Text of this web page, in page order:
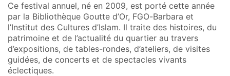
Ce festival annuel, né en 2009, est porté cette année
par la Bibliothèque Goutte d’Or, FGO-Barbara et
l’Institut des Cultures d’Islam. Il traite des histoires, du
patrimoine et de l’actualité du quartier au travers
d’expositions, de tables-rondes, d’ateliers, de visites
guidées, de concerts et de spectacles vivants
éclectiques.